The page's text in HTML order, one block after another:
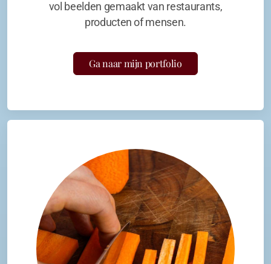
vol beelden gemaakt van restaurants,
producten of mensen.
Ga naar mijn portfolio